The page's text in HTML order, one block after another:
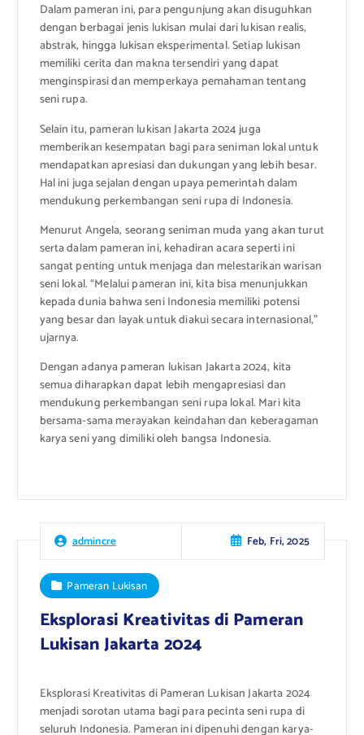
Dalam pameran ini, para pengunjung akan disuguhkan
dengan berbagai jenis lukisan mulai dari lukisan realis,
abstrak, hingga lukisan eksperimental. Setiap lukisan
memiliki cerita dan makna tersendiri yang dapat
menginspirasi dan memperkaya pemahaman tentang
seni rupa.
Selain itu, pameran lukisan Jakarta 2024 juga
memberikan kesempatan bagi para seniman lokal untuk
mendapatkan apresiasi dan dukungan yang lebih besar.
Hal ini juga sejalan dengan upaya pemerintah dalam
mendukung perkembangan seni rupa di Indonesia.
Menurut Angela, seorang seniman muda yang akan turut
serta dalam pameran ini, kehadiran acara seperti ini
sangat penting untuk menjaga dan melestarikan warisan
seni lokal. “Melalui pameran ini, kita bisa menunjukkan
kepada dunia bahwa seni Indonesia memiliki potensi
yang besar dan layak untuk diakui secara internasional,”
ujarnya.
Dengan adanya pameran lukisan Jakarta 2024, kita
semua diharapkan dapat lebih mengapresiasi dan
mendukung perkembangan seni rupa lokal. Mari kita
bersama-sama merayakan keindahan dan keberagaman
karya seni yang dimiliki oleh bangsa Indonesia.
admincre Feb, Fri, 2025
Pameran Lukisan
Eksplorasi Kreativitas di Pameran
Lukisan Jakarta 2024
Eksplorasi Kreativitas di Pameran Lukisan Jakarta 2024
menjadi sorotan utama bagi para pecinta seni rupa di
seluruh Indonesia. Pameran ini dipenuhi dengan karya-